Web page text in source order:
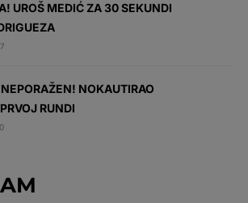
UROŠ MEDIĆ ZA 30 SEKUNDI
NOKAUTIRAO
RUNDI